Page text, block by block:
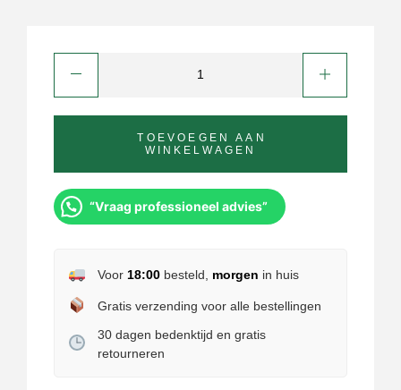
TOEVOEGEN AAN
WINKELWAGEN
“Vraag professioneel advies”
Voor 18:00besteld, morgen in huis
Gratis verzending voor alle bestellingen
30 dagen bedenktijd en gratis
retourneren